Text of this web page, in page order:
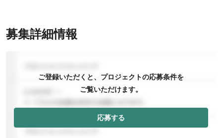
募集詳細情報
ご登録いただくと、プロジェクトの応募条件を
ご覧いただけます。
応募する